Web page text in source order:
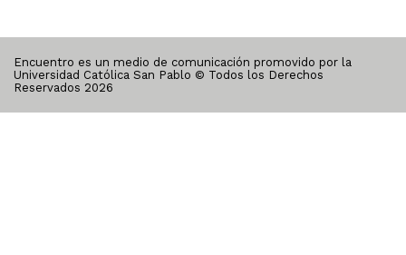
Encuentro es un medio de comunicación promovido por la
Universidad Católica San Pablo © Todos los Derechos
Reservados 2026